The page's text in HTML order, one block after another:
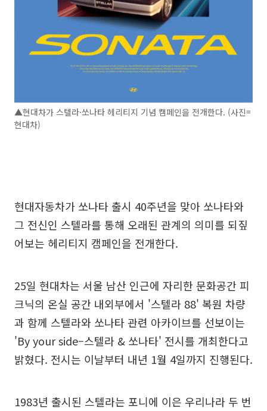
▲현대차가 스텔라·쏘나타 헤리티지 기념 캠페인을 전개한다. (사진=
현대차)
현대자동차가 쏘나타 출시 40주년을 맞아 쏘나타와
그 전신인 스텔라를 통해 오래된 관계의 의미를 되짚
어보는 헤리티지 캠페인을 전개한다.
25일 현대차는 서울 남산 인근에 자리한 문화공간 피
크닉의 온실 공간 내외부에서 '스텔라 88' 복원 차량
과 함께 스텔라와 쏘나타 관련 아카이브를 선보이는
'By your side–스텔라 & 쏘나타' 전시를 개최한다고
밝혔다. 전시는 이날부터 내년 1월 4일까지 진행된다.
1983년 출시된 스텔라는 포니에 이은 우리나라 두 번